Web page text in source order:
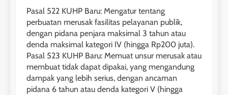
Pasal 522 KUHP Baru: Mengatur tentang
perbuatan merusak fasilitas pelayanan publik,
dengan pidana penjara maksimal 3 tahun atau
denda maksimal kategori IV (hingga Rp200 juta).
Pasal 523 KUHP Baru: Memuat unsur merusak atau
membuat tidak dapat dipakai, yang mengandung
dampak yang lebih serius, dengan ancaman
pidana 6 tahun atau denda kategori V (hingga